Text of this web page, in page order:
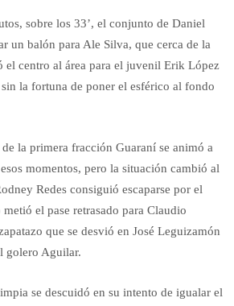
sobre los 33’, el conjunto de Daniel
un balón para Ale Silva, que cerca de la
el centro al área para el juvenil Erik López
la fortuna de poner el esférico al fondo
la primera fracción Guaraní se animó a
momentos, pero la situación cambió al
Redes consiguió escaparse por el
el pase retrasado para Claudio
que se desvió en José Leguizamón
golero Aguilar.
se descuidó en su intento de igualar el